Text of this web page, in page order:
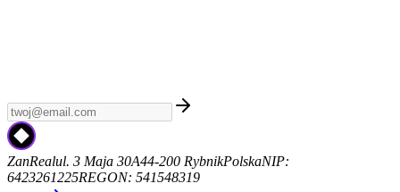
ZanRealul. 3 Maja 30A44-200 RybnikPolskaNIP:
6423261225REGON: 541548319